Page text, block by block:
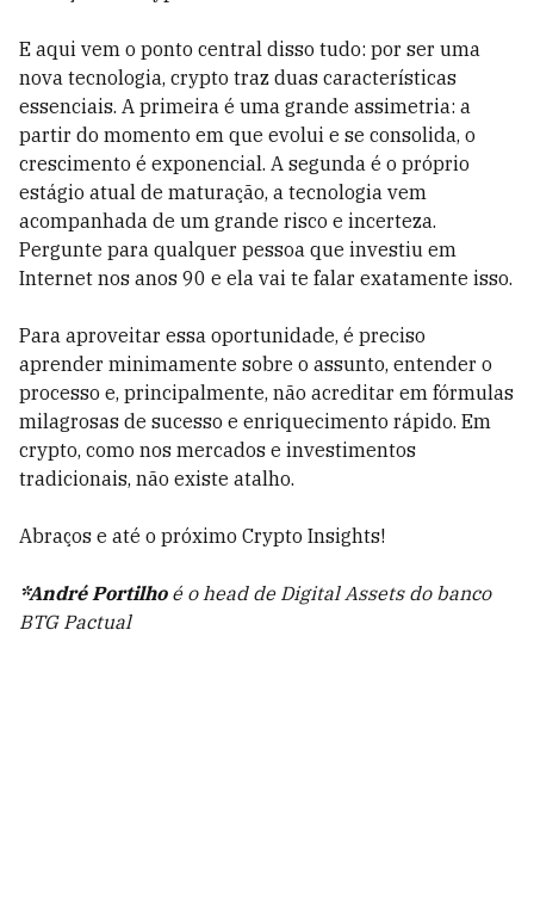
E aqui vem o ponto central disso tudo: por ser uma
nova tecnologia, crypto traz duas características
essenciais. A primeira é uma grande assimetria: a
partir do momento em que evolui e se consolida, o
crescimento é exponencial. A segunda é o próprio
estágio atual de maturação, a tecnologia vem
acompanhada de um grande risco e incerteza.
Pergunte para qualquer pessoa que investiu em
Internet nos anos 90 e ela vai te falar exatamente isso.
Para aproveitar essa oportunidade, é preciso
aprender minimamente sobre o assunto, entender o
processo e, principalmente, não acreditar em fórmulas
milagrosas de sucesso e enriquecimento rápido. Em
crypto, como nos mercados e investimentos
tradicionais, não existe atalho.
Abraços e até o próximo Crypto Insights!
*André Portilhoé o head de Digital Assets do banco
BTG Pactual